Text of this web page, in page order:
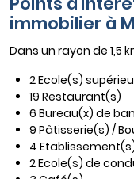
immobilier à
Dans un rayon de 1,5
2 Ecole(s)
19 Restaurant(s)
6 Bureau(x) de
9 Pâtisserie(s) /
4
2 Ecole(s) de